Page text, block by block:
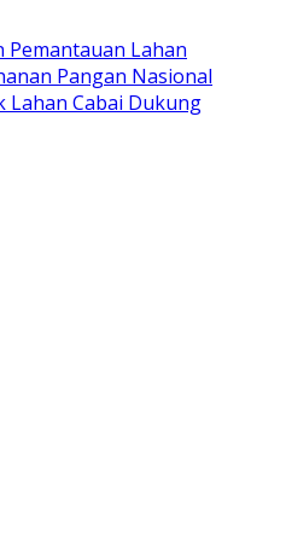
Lahan
Pangan Nasional
Lahan Cabai Dukung